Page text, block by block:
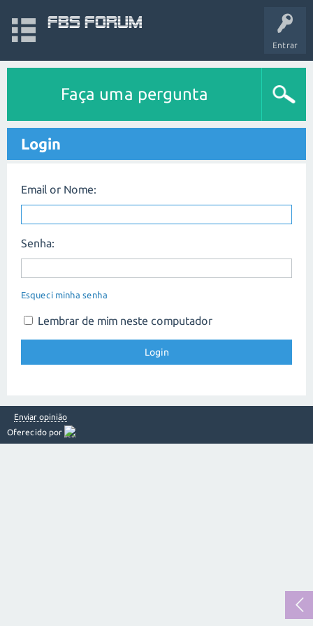
Entrar
FBS Forum
Faça uma pergunta
Login
Email or Nome:
Senha:
Esqueci minha senha
Lembrar de mim neste computador
Enviar opinião
Oferecido por